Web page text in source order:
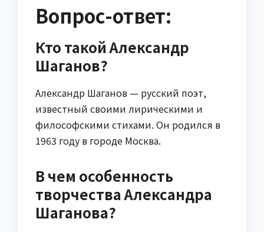
Вопрос-ответ:
Кто такой Александр
Шаганов?
Александр Шаганов — русский поэт,
известный своими лирическими и
философскими стихами. Он родился в
1963 году в городе Москва.
В чем особенность
творчества Александра
Шаганова?